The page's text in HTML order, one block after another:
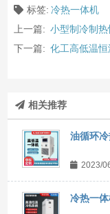
标签: 冷热一体机
上一篇: 小型制冷制
下一篇: 化工高低温
相关推荐
油循环
2023/
冷热一